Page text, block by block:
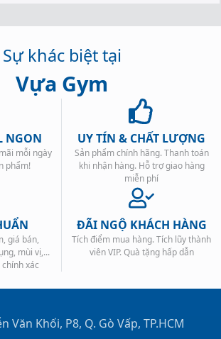
Sự khác biệt tại
Vựa Gym
NGON
mỗi ngày
phẩm!
UY TÍN & CHẤT LƯỢNG
Sản phẩm chính hãng. Thanh toán
khi nhận hàng. Hỗ trợ giao hàng
miễn phí
giá bán,
mùi vị,...
xác
ĐÃI NGỘ KHÁCH HÀNG
Tích điểm mua hàng. Tích lũy thành
viên VIP. Quà tặng hấp dẫn
Văn Khối, P8, Q. Gò Vấp, TP.HCM